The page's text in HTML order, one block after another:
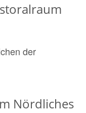
der
Nördliches